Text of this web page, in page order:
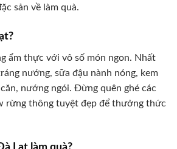
sản về làm quà.
ẩm thực với vô số món ngon. Nhất
nướng, sữa đậu nành nóng, kem
nướng ngói. Đừng quên ghé các
rừng thông tuyệt đẹp để thưởng thức